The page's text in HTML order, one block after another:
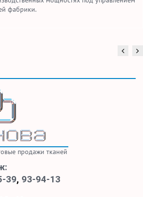
фабрики.
продажи тканей
39, 93-94-13